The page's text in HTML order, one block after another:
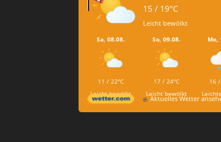
15 / 19°C
Leicht bewölkt
Sa, 08.08.
11 / 22°C
Leicht bewölkt
So, 09.08.
17 / 24°C
Leicht bewölkt
Mo,
16 /
Aktuelles Wetter